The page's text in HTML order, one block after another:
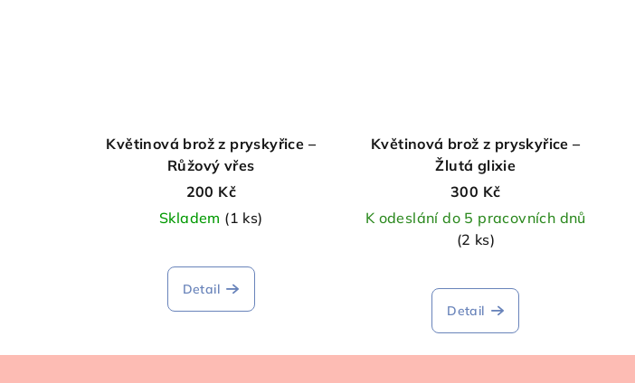
Květinová brož z pryskyřice –
Růžový vřes
200 Kč
Skladem (1 ks)
Detail
Květinová brož z pryskyřice –
Žlutá glixie
300 Kč
K odeslání do 5 pracovních dnů
(2 ks)
Detail